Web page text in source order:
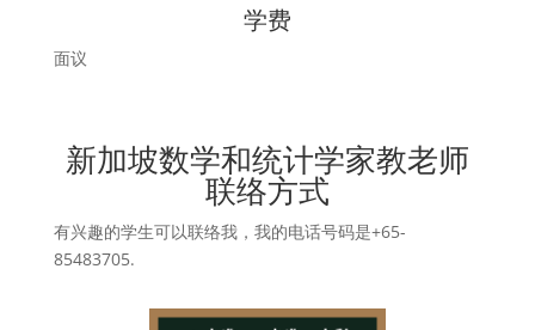
学费
面议
新加坡数学和统计学家教老师
联络方式
有兴趣的学生可以联络我，我的电话号码是+65-
85483705.